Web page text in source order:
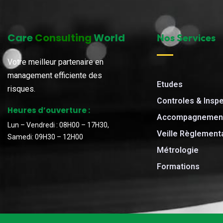
CareConsultingWorld
Votre meilleur partenaire en
management efficiente des
risques.
Heures d’ouverture :
Lun – Vendredi : 08H00 – 17H30,
Samedi: 09H30 – 12H00
Nos Services
Etudes
Controles &
Veille
Métrologie
Formations